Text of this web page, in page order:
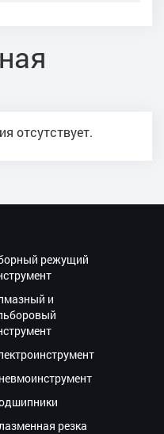
отсутствует.
режущий
и
резка